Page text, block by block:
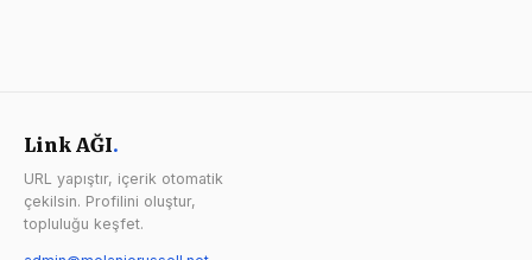
Link AĞI.
URL yapıştır, içerik otomatik
çekilsin. Profilini oluştur,
topluluğu keşfet.